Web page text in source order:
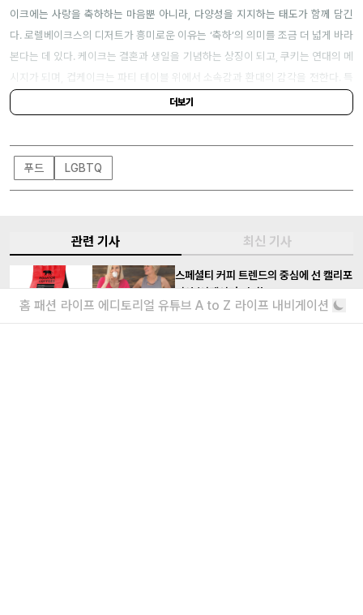
이크에는 사랑을 축하하는 마음뿐 아니라, 다양성을 지지하는 태도가 함께 담긴
다. 로렐베이크스의 디저트가 흥미로운 이유는 ‘축하’의 의미를 조금 더 넓게 바라
본다는 데 있다. 케이크는 결혼과 생일을 기념하는 상징이 되고, 쿠키는 연대의 메
시지가 되며, 컵케이크는 파티 테이블 위에서 소속감과 환대의 감각을 전한다. 특
별한 하루를 위한 디저트가 누군가에게는 “당신은 환영받고 있다”는 메시지가 되
는 셈이다.
중요해지고 있다. 소비자는 이제 단순히 맛있는 제품을 고르는 것을 넘어, 자신이
지지하는 가치와 맞닿은 브랜드를 선택한다. 디저트 역시 예외가 아니다. 누군가
더보기
푸드 LGBTQ
관련 기사 최신 기사
스페셜티 커피 트렌드의 중심에 선 캘리포
니아 ‘이퀘이터 커피’
삶과 비즈니스의 동반자인 두 여성이 이끄는
홈 패션 라이프 에디토리얼 유튜브 A to Z 라이프 내비게이션